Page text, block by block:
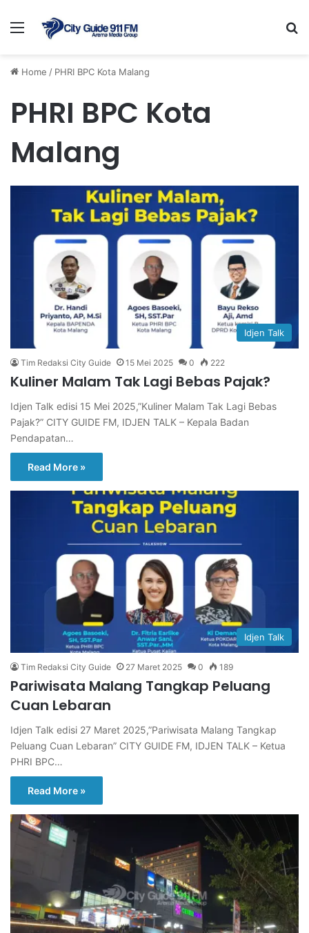
Menu
Home / PHRI BPC Kota Malang
PHRI BPC Kota
Malang
Idjen Talk
Tim Redaksi City Guide 15 Mei 2025 0 222
Kuliner Malam Tak Lagi Bebas Pajak?
Idjen Talk edisi 15 Mei 2025,”Kuliner Malam Tak Lagi Bebas
Pajak?” CITY GUIDE FM, IDJEN TALK – Kepala Badan
Pendapatan…
Read More »
Idjen Talk
Tim Redaksi City Guide 27 Maret 2025 0 189
Pariwisata Malang Tangkap Peluang
Cuan Lebaran
Idjen Talk edisi 27 Maret 2025,”Pariwisata Malang Tangkap
Peluang Cuan Lebaran” CITY GUIDE FM, IDJEN TALK – Ketua
PHRI BPC…
Read More »